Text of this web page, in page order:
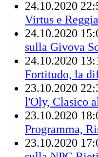
24.10.2020
Virtus e
24.10.2020
sulla Givova
24.10.2020
Fortitudo, la
23.10.2020
l'Oly, Clasico
23.10.2020
Programma,
23.10.2020